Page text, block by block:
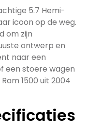
5.7 Hemi-
icoon op de weg.
om zijn
ontwerp en
naar een
een stoere wagen
1500 uit 2004